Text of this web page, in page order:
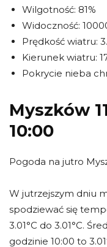
Wilgotność: 81%
Widoczność:
Prędkość wiatru:
Kierunek wiatru:
Pokrycie nieba
Myszków
10:00
Pogoda na jutro
W jutrzejszym dniu
spodziewać się
3.01°C do 3.01°C.
godzinie 10:00 to